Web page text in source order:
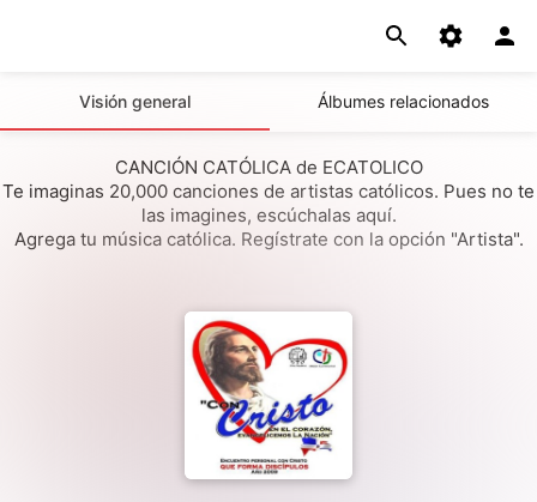
Visión general Álbumes relacionados
CANCIÓN CATÓLICA de ECATOLICO
Te imaginas 20,000 canciones de artistas católicos. Pues no te
las imagines, escúchalas aquí.
Agrega tu música católica. Regístrate con la opción "Artista".